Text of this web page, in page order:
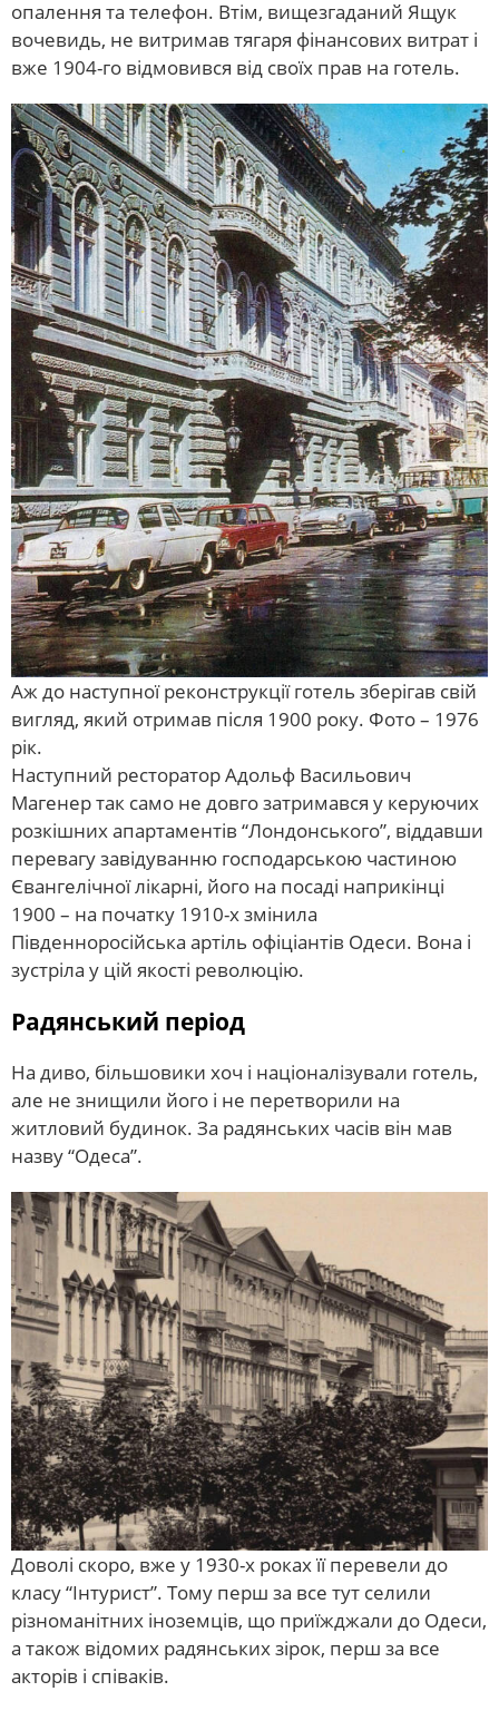
опалення та телефон. Втім, вищезгаданий Ящук
вочевидь, не витримав тягаря фінансових витрат і
вже 1904-го відмовився від своїх прав на готель.
Аж до наступної реконструкції готель зберігав свій
вигляд, який отримав після 1900 року. Фото – 1976
рік.
Наступний ресторатор Адольф Васильович
Магенер так само не довго затримався у керуючих
розкішних апартаментів “Лондонського”, віддавши
перевагу завідуванню господарською частиною
Євангелічної лікарні, його на посаді наприкінці
1900 – на початку 1910-х змінила
Південноросійська артіль офіціантів Одеси. Вона і
зустріла у цій якості революцію.
Радянський період
На диво, більшовики хоч і націоналізували готель,
але не знищили його і не перетворили на
житловий будинок. За радянських часів він мав
назву “Одеса”.
Доволі скоро, вже у 1930-х роках її перевели до
класу “Інтурист”. Тому перш за все тут селили
різноманітних іноземців, що приїжджали до Одеси,
а також відомих радянських зірок, перш за все
акторів і співаків.